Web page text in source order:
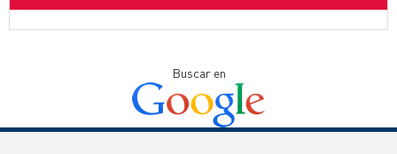
Buscar en